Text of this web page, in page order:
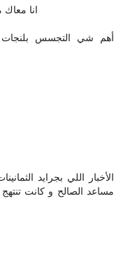
انا معاك
أهم شي التجسس بلنجات
الأخبار اللي بجرايد
مساعد الصالح و كانت